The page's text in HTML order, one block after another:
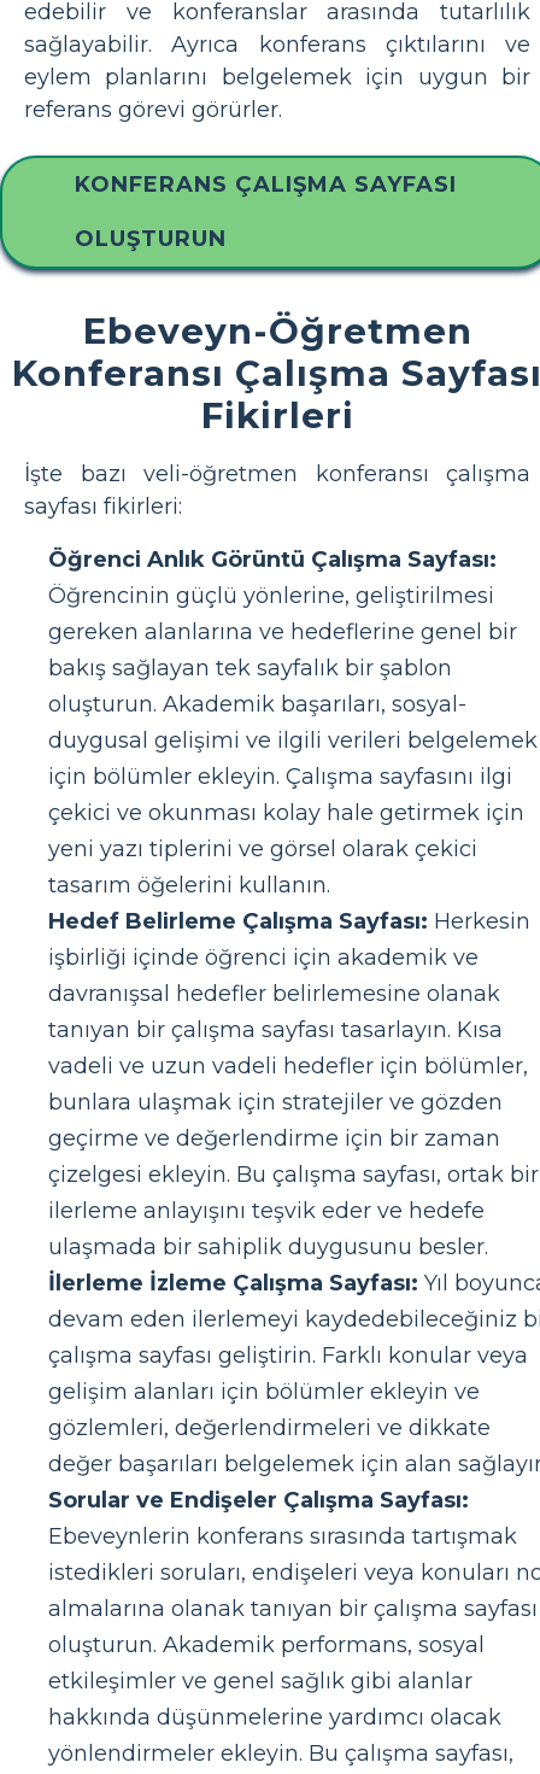
edebilir ve konferanslar arasında tutarlılık
sağlayabilir. Ayrıca konferans çıktılarını ve
eylem planlarını belgelemek için uygun bir
referans görevi görürler.
KONFERANS ÇALIŞMA SAYFASI
OLUŞTURUN
Ebeveyn-Öğretmen
Konferansı Çalışma
Fikirleri
İşte bazı veli-öğretmen konferansı çalışma
sayfası fikirleri:
Öğrenci Anlık Görüntü Çalışma Sayfası:
Öğrencinin güçlü yönlerine, geliştirilmesi
gereken alanlarına ve hedeflerine genel bir
bakış sağlayan tek sayfalık bir şablon
oluşturun. Akademik başarıları, sosyal-
duygusal gelişimi ve ilgili verileri belgelemek
için bölümler ekleyin. Çalışma sayfasını ilgi
çekici ve okunması kolay hale getirmek için
yeni yazı tiplerini ve görsel olarak çekici
tasarım öğelerini kullanın.
Hedef Belirleme Çalışma Sayfası: Herkesin
işbirliği içinde öğrenci için akademik ve
davranışsal hedefler belirlemesine olanak
tanıyan bir çalışma sayfası tasarlayın. Kısa
vadeli ve uzun vadeli hedefler için bölümler,
bunlara ulaşmak için stratejiler ve gözden
geçirme ve değerlendirme için bir zaman
çizelgesi ekleyin. Bu çalışma sayfası, ortak bir
ilerleme anlayışını teşvik eder ve hedefe
ulaşmada bir sahiplik duygusunu besler.
İlerleme İzleme Çalışma Sayfası: Yıl
devam eden ilerlemeyi kaydedebileceğiniz
çalışma sayfası geliştirin. Farklı konular veya
gelişim alanları için bölümler ekleyin ve
gözlemleri, değerlendirmeleri ve dikkate
değer başarıları belgelemek için alan
Sorular ve Endişeler Çalışma Sayfası:
Ebeveynlerin konferans sırasında tartışmak
istedikleri soruları, endişeleri veya konuları
almalarına olanak tanıyan bir çalışma sayfası
oluşturun. Akademik performans, sosyal
etkileşimler ve genel sağlık gibi alanlar
hakkında düşünmelerine yardımcı olacak
yönlendirmeler ekleyin. Bu çalışma sayfası,